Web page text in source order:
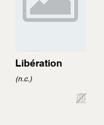
Libération
(n.c.)